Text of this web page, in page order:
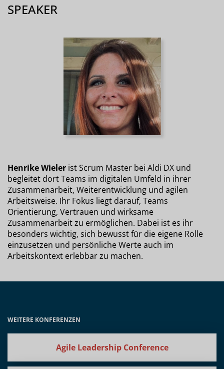
SPEAKER
Henrike Wieler ist Scrum Master bei Aldi DX und
begleitet dort Teams im digitalen Umfeld in ihrer
Zusammenarbeit, Weiterentwicklung und agilen
Arbeitsweise. Ihr Fokus liegt darauf, Teams
Orientierung, Vertrauen und wirksame
Zusammenarbeit zu ermöglichen. Dabei ist es ihr
besonders wichtig, sich bewusst für die eigene Rolle
einzusetzen und persönliche Werte auch im
Arbeitskontext erlebbar zu machen.
WEITERE KONFERENZEN
Agile Leadership Conference